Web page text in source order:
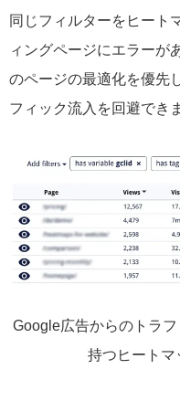
同じフィルターをヒート
ィングページにエラーが
のページの最適化を優先
フィック流入を回避でき
Google広告からのトラ
持つヒートマ